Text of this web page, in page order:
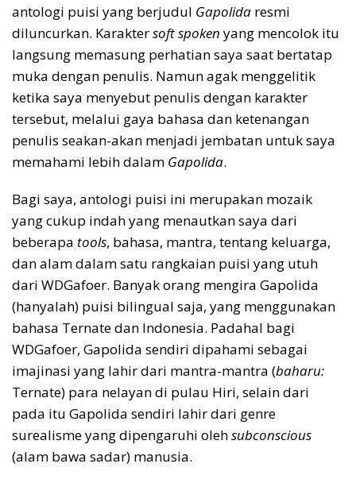
antologi puisi yang berjudul Gapolida resmi
diluncurkan. Karaktersoft spoken yang mencolok itu
langsung memasung perhatian saya saat bertatap
muka dengan penulis. Namun agak menggelitik
ketika saya menyebut penulis dengan karakter
tersebut, melalui gaya bahasa dan ketenangan
penulis seakan-akan menjadi jembatan untuk saya
memahami lebih dalam Gapolida.
Bagi saya, antologi puisi ini merupakan mozaik
yang cukup indah yang menautkan saya dari
beberapa tools, bahasa, mantra, tentang keluarga,
dan alam dalam satu rangkaian puisi yang utuh
dari WDGafoer. Banyak orang mengira Gapolida
(hanyalah) puisi bilingual saja, yang menggunakan
bahasa Ternate dan Indonesia. Padahal bagi
WDGafoer, Gapolida sendiri dipahami sebagai
imajinasi yang lahir dari mantra-mantra (baharu:
Ternate) para nelayan di pulau Hiri, selain dari
pada itu Gapolida sendiri lahir dari genre
surealisme yang dipengaruhi olehsubconscious
(alam bawa sadar) manusia.